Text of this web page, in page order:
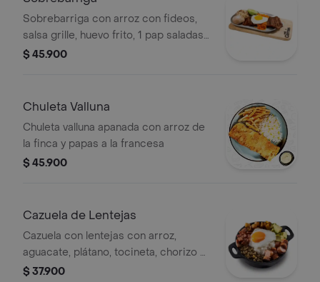
Sobrebarriga con arroz con fideos,
salsa grille, huevo frito, 1 pap saladas
& porción de aguacate .
$ 45.900
Chuleta Valluna
Chuleta valluna apanada con arroz de
la finca y papas a la francesa
$ 45.900
Cazuela de Lentejas
Cazuela con lentejas con arroz,
aguacate, plátano, tocineta, chorizo &
huevo .
$ 37.900